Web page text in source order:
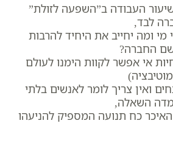
העבודה ב”השפעה לזולת”
לבד,
מי ומה יחייב את היחיד להרבות
החברה?
אי אפשר לקוות הימנו לעולם
ואין צריך לומר לאנשים בלתי
השאלה,
כח תנועה המספיק להניעהו